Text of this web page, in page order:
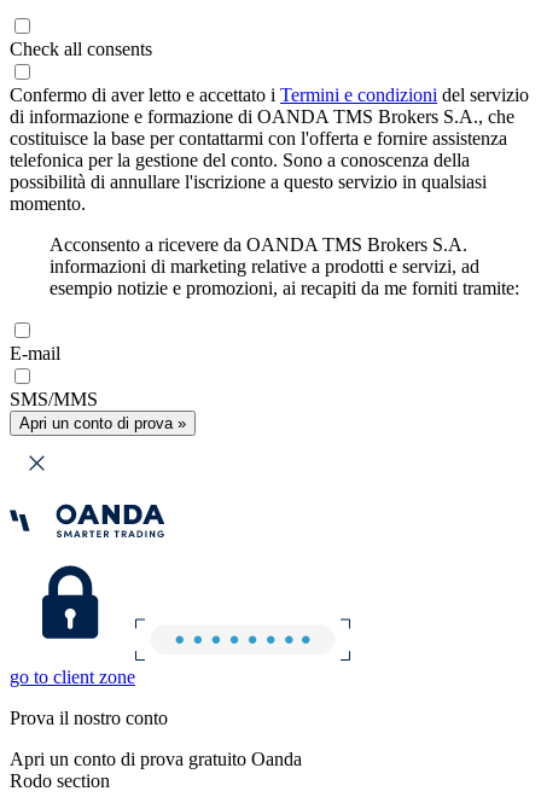
Check all consents
Confermo di aver letto e accettato i Termini e condizioni del servizio
di informazione e formazione di OANDA TMS Brokers S.A., che
costituisce la base per contattarmi con l'offerta e fornire assistenza
telefonica per la gestione del conto. Sono a conoscenza della
possibilità di annullare l'iscrizione a questo servizio in qualsiasi
momento.
Acconsento a ricevere da OANDA TMS Brokers S.A.
informazioni di marketing relative a prodotti e servizi, ad
esempio notizie e promozioni, ai recapiti da me forniti tramite:
E-mail
SMS/MMS
Apri un conto di prova »
go to client zone
Prova il nostro conto
Apri un conto di prova gratuito Oanda
Rodo section